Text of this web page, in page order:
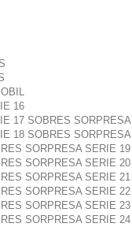
16
17 SOBRES SORPRESA
18 SOBRES SORPRESA
SORPRESA SERIE 19
SORPRESA SERIE 20
SORPRESA SERIE 21
SORPRESA SERIE 22
SORPRESA SERIE 23
SORPRESA SERIE 24